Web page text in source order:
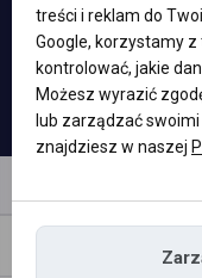
treści i reklam do
Google, korzystamy
kontrolować, jakie
Możesz wyrazić
lub zarządzać
znajdziesz w naszej